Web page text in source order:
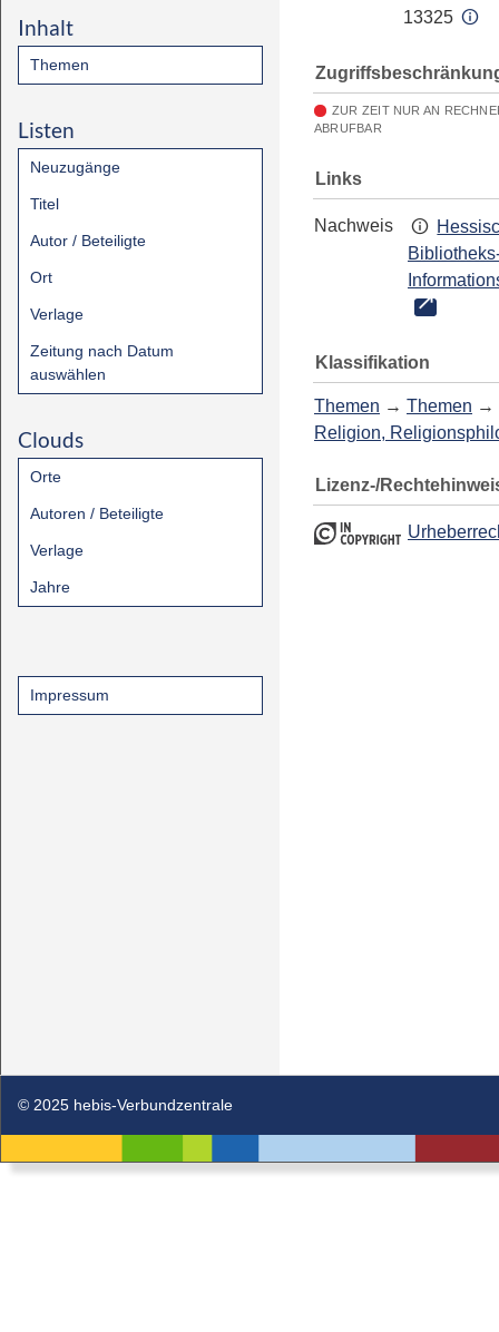
Inhalt
Themen
Listen
Neuzugänge
Titel
Autor / Beteiligte
Ort
Verlage
Zeitung nach Datum
auswählen
Clouds
Orte
Autoren / Beteiligte
Verlage
Jahre
Impressum
13325
ZUR ZEIT NUR AN
ABRUFBAR
Links
Nachweis
Klassifikation
Themen → Themen →
Religion,
Lizenz-/
© 2025 hebis-Verbundzentrale